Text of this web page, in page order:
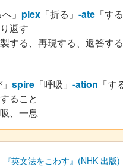
」 plex 「折る」 -ate 「す
返す
製する、再現する、返答する
spire 「呼吸」 -ation 「
ること
、一息
『英文法をこわす』(NHK 出版)